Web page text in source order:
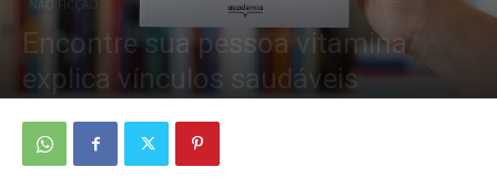
Encontre sua pessoa vitamina
explica vínculos saudáveis